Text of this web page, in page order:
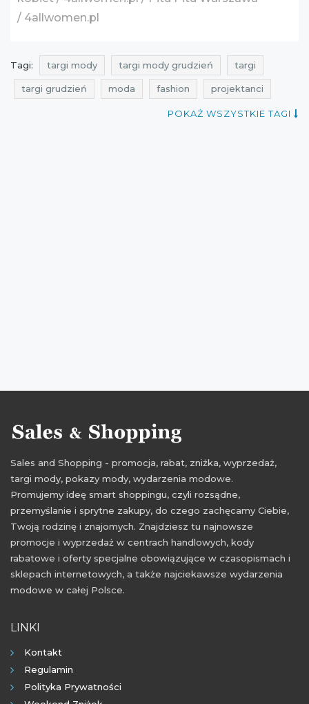
/ 4allwomen.pl
Tagi: targi mody targi mody grudzień targi
targi grudzień moda fashion projektanci
targi mody warszawa targi warszawa
POKAŻ WSZYSTKIE TAGI
Sales and Shopping - promocja, rabat, zniżka, wyprzedaż,
targi mody, pokazy mody, wydarzenia modowe.
Promujemy ideę smart shoppingu, czyli rozsądne,
przemyślanie i sprytne zakupy, do czego zachęcamy Ciebie,
Twoją rodzinę i znajomych. Znajdziesz tu najnowsze
promocje i wyprzedaż w centrach handlowych, kody
rabatowe i oferty specjalne obowiązujące w czasopismach i
sklepach internetowych, a także najciekawsze wydarzenia
modowe w całej Polsce.
LINKI
Kontakt
Regulamin
Polityka Prywatności